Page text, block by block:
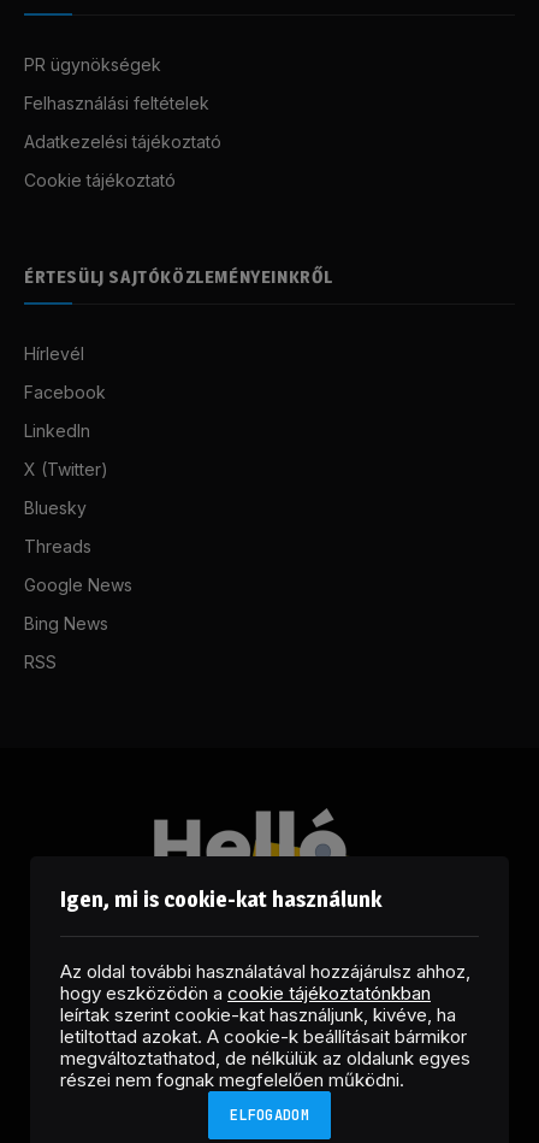
PR ügynökségek
Felhasználási feltételek
Adatkezelési tájékoztató
Cookie tájékoztató
ÉRTESÜLJ SAJTÓKÖZLEMÉNYEINKRŐL
Hírlevél
Facebook
LinkedIn
X (Twitter)
Bluesky
Threads
Google News
Bing News
RSS
FacebookLinkedInX
(Twitter)
RSS
Igen, mi is cookie-kat használunk
Az oldal további használatával hozzájárulsz ahhoz,
hogy eszközödön a cookie tájékoztatónkban
leírtak szerint cookie-kat használjunk, kivéve, ha
letiltottad azokat. A cookie-k beállításait bármikor
megváltoztathatod, de nélkülük az oldalunk egyes
részei nem fognak megfelelően működni.
ELFOGADOM